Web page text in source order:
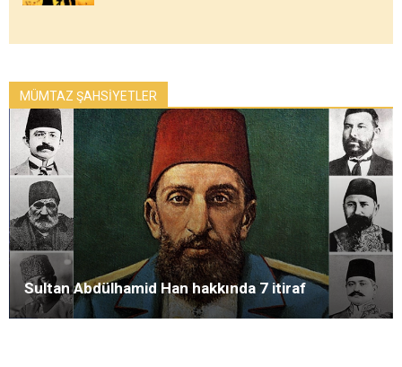
MÜMTAZ ŞAHSİYETLER
Sultan Abdülhamid Han hakkında 7 itiraf